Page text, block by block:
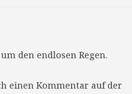
den endlosen Regen.
einen Kommentar auf der